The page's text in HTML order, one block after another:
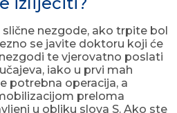
nezgode, ako trpite bol
se javite doktoru koji će
te vjerovatno poslati
iako u prvi mah
potrebna operacija, a
preloma
u obliku slova S. Ako ste